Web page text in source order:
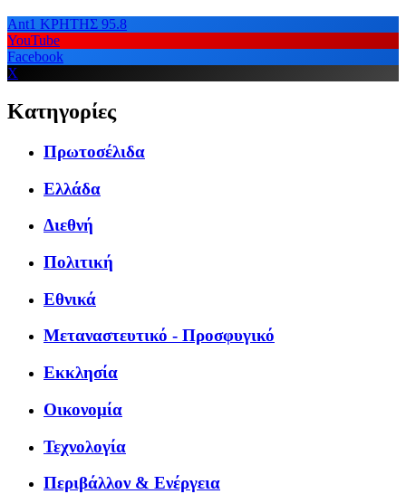
Ant1 ΚΡΗΤΗΣ 95.8
YouTube
Facebook
X
Κατηγορίες
Πρωτοσέλιδα
Ελλάδα
Διεθνή
Πολιτική
Εθνικά
Μεταναστευτικό - Προσφυγικό
Εκκλησία
Οικονομία
Τεχνολογία
Περιβάλλον & Ενέργεια